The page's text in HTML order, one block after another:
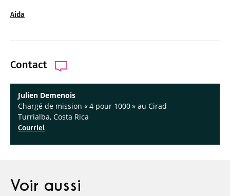
Aida
Contact
Julien Demenois
Chargé de mission « 4 pour 1000 » au Cirad
Turrialba, Costa Rica
Courriel
Voir aussi